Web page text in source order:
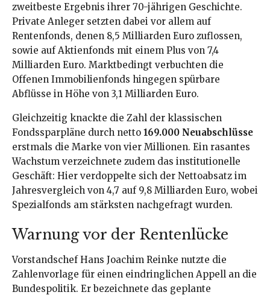
zweitbeste Ergebnis ihrer 70-jährigen Geschichte.
Private Anleger setzten dabei vor allem auf
Rentenfonds, denen 8,5 Milliarden Euro zuflossen,
sowie auf Aktienfonds mit einem Plus von 7,4
Milliarden Euro. Marktbedingt verbuchten die
Offenen Immobilienfonds hingegen spürbare
Abflüsse in Höhe von 3,1 Milliarden Euro.
Gleichzeitig knackte die Zahl der klassischen
Fondssparpläne durch netto 169.000 Neuabschlüsse
erstmals die Marke von vier Millionen. Ein rasantes
Wachstum verzeichnete zudem das institutionelle
Geschäft: Hier verdoppelte sich der Nettoabsatz im
Jahresvergleich von 4,7 auf 9,8 Milliarden Euro, wobei
Spezialfonds am stärksten nachgefragt wurden.
Warnung vor der Rentenlücke
Vorstandschef Hans Joachim Reinke nutzte die
Zahlenvorlage für einen eindringlichen Appell an die
Bundespolitik. Er bezeichnete das geplante